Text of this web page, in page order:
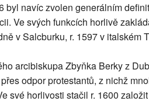
byl navíc zvolen generálním
Ve svých funkcích horlivě
v Salcburku, r. 1597 v italském
arcibiskupa Zbyňka Berky z
odpor protestantů, z nichž
své horlivosti stačil r. 1600